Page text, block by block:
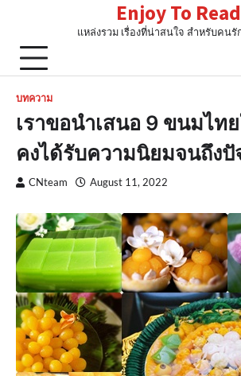
content
Enjoy To Read
แหล่งรวม เรื่องที่น่าสนใจ สำหรับคนรั
บทความ
เราขอนำเสนอ 9 ขนมไท
คงได้รับความนิยมจนถึง
CNteam August 11, 2022